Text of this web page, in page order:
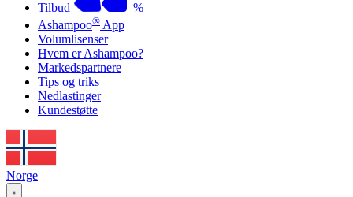
Tilbud
%
Ashampoo® App
Volumlisenser
Hvem er Ashampoo?
Markedspartnere
Tips og triks
Nedlastinger
Kundestøtte
Norge